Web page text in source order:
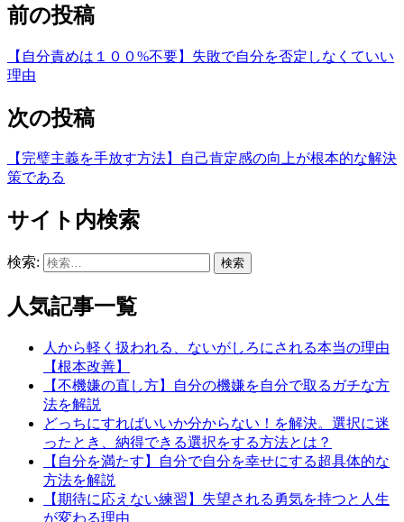
前の投稿
【自分責めは１００%不要】失敗で自分を否定しなくていい
理由
次の投稿
【完璧主義を手放す方法】自己肯定感の向上が根本的な解決
策である
サイト内検索
検索:
人気記事一覧
人から軽く扱われる、ないがしろにされる本当の理由
【根本改善】
【不機嫌の直し方】自分の機嫌を自分で取るガチな方
法を解説
どっちにすればいいか分からない！を解決。選択に迷
ったとき、納得できる選択をする方法とは？
【自分を満たす】自分で自分を幸せにする超具体的な
方法を解説
【期待に応えない練習】失望される勇気を持つと人生
が変わる理由